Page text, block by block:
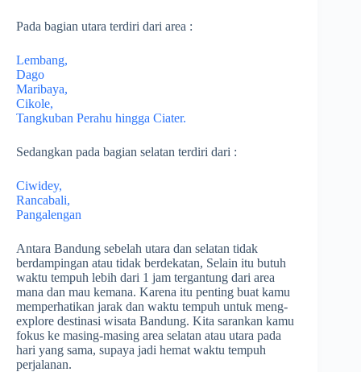
Pada bagian utara terdiri dari area :
Lembang,
Dago
Maribaya,
Cikole,
Tangkuban Perahu hingga Ciater.
Sedangkan pada bagian selatan terdiri dari :
Ciwidey,
Rancabali,
Pangalengan
Antara Bandung sebelah utara dan selatan tidak
berdampingan atau tidak berdekatan, Selain itu butuh
waktu tempuh lebih dari 1 jam tergantung dari area
mana dan mau kemana. Karena itu penting buat kamu
memperhatikan jarak dan waktu tempuh untuk meng-
explore destinasi wisata Bandung. Kita sarankan kamu
fokus ke masing-masing area selatan atau utara pada
hari yang sama, supaya jadi hemat waktu tempuh
perjalanan.